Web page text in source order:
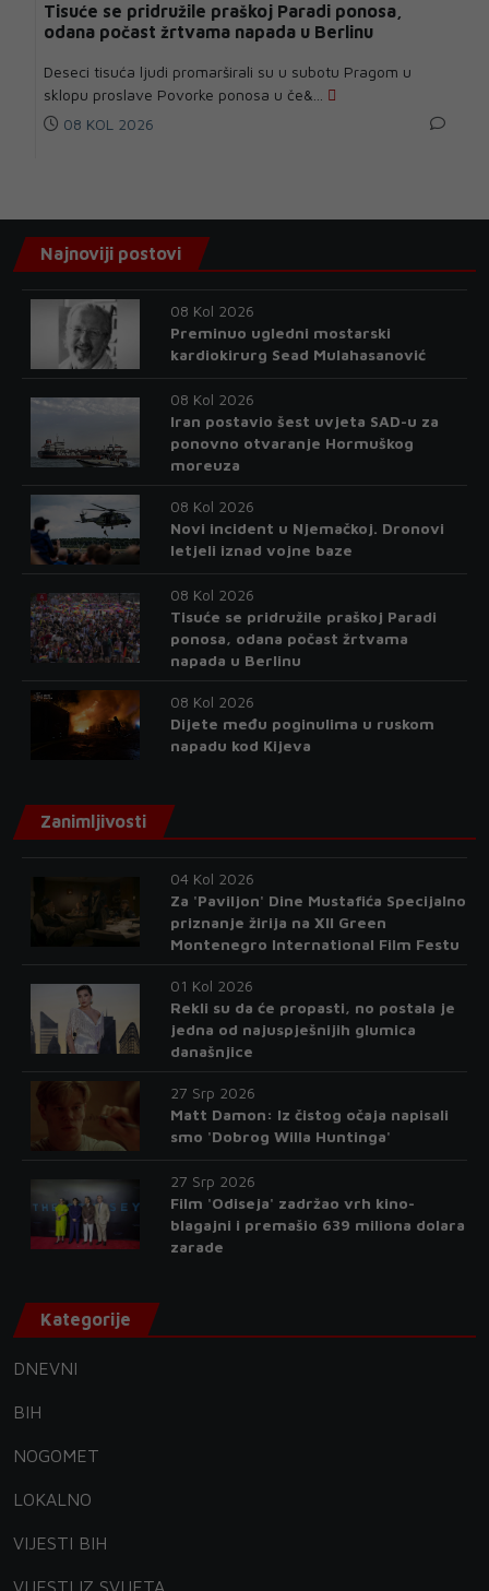
Tisuće se pridružile praškoj Paradi ponosa,
odana počast žrtvama napada u Berlinu
Deseci tisuća ljudi promarširali su u subotu Pragom u
sklopu proslave Povorke ponosa u če&...
08 KOL 2026
Najnoviji postovi
08 Kol 2026
Preminuo ugledni mostarski
kardiokirurg Sead Mulahasanović
08 Kol 2026
Iran postavio šest uvjeta SAD-u za
ponovno otvaranje Hormuškog
moreuza
08 Kol 2026
Novi incident u Njemačkoj. Dronovi
letjeli iznad vojne baze
08 Kol 2026
Tisuće se pridružile praškoj Paradi
ponosa, odana počast žrtvama
napada u Berlinu
08 Kol 2026
Dijete među poginulima u ruskom
napadu kod Kijeva
Zanimljivosti
04 Kol 2026
Za 'Paviljon' Dine Mustafića Specijalno
priznanje žirija na XII Green
Montenegro International Film Festu
01 Kol 2026
Rekli su da će propasti, no postala je
jedna od najuspješnijih glumica
današnjice
27 Srp 2026
Matt Damon: Iz čistog očaja napisali
smo 'Dobrog Willa Huntinga'
27 Srp 2026
Film 'Odiseja' zadržao vrh kino-
blagajni i premašio 639 miliona dolara
zarade
Kategorije
DNEVNI
BIH
NOGOMET
LOKALNO
VIJESTI BIH
VIJESTI IZ SVIJETA